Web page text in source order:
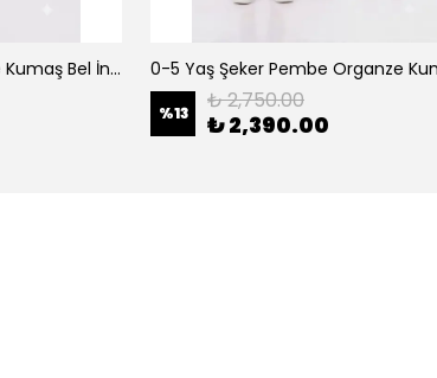
0-5 Yaş Lila Renk Organze Kumaş Bel İnci Kemerli Midi Boy Arkası Lastikli Abiye
%13 ₺ 2,750.00
₺ 2,390.00